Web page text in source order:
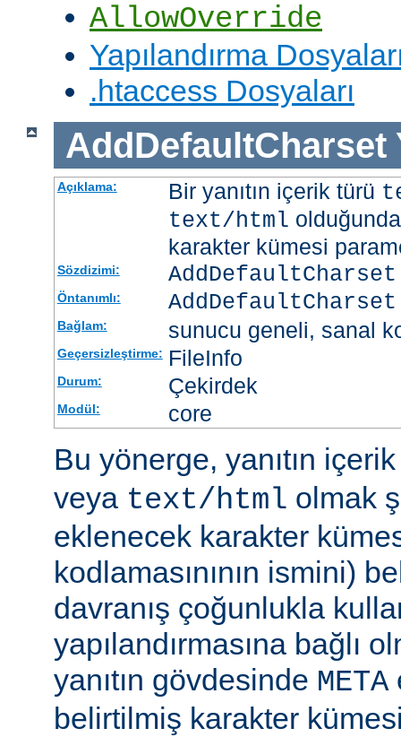
AllowOverride
Yapılandırma
.htaccess Dosyaları
AddDefaultCharset
Açıklama: Bir yanıtın içerik türü
text/html
karakter kümesi
Sözdizimi:
Öntanımlı:
Bağlam: sunucu geneli, sanal
Geçersizleştirme: FileInfo
Durum: Çekirdek
Modül: core
Bu yönerge, yanıtın
veya text/html olmak
eklenecek karakter
kodlamasınının ismini)
davranış çoğunlukla
yapılandırmasına bağlı
yanıtın gövdesinde META
belirtilmiş karakter